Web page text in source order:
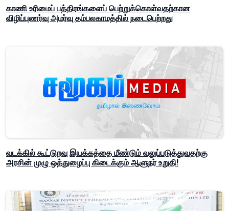
காணி உரிமைப் பத்திரங்களைப் பெற்றுக்கொள்வதற்கான
விழிப்புணர்வு அமர்வு தம்பலகாமத்தில் நடைபெற்றது
வடக்கில் கூட்டுறவு இயக்கத்தை மீண்டும் வலுப்படுத்துவதற்கு
அரசின் முழு ஒத்துழைப்பு கிடைக்கும் ஆளுநர் உறுதி!